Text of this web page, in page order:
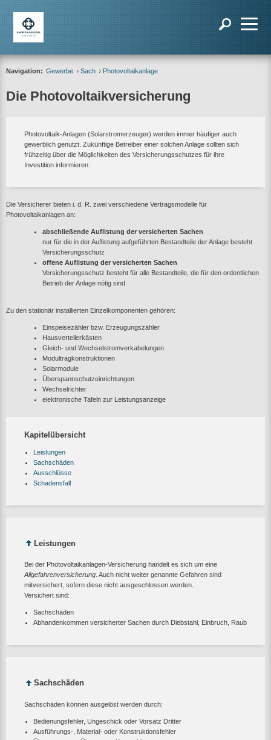
Navigation: Gewerbe Sach Photovoltaikanlage
Die Photovoltaikversicherung
Photovoltaik-Anlagen (Solarstromerzeuger) werden immer häufiger auch
gewerblich genutzt. Zukünftige Betreiber einer solchen Anlage sollten sich
frühzeitig über die Möglichkeiten des Versicherungsschutzes für ihre
Investition informieren.
Die Versicherer bieten i. d. R. zwei verschiedene Vertragsmodelle für
Photovoltaikanlagen an:
abschließende Auflistung der versicherten Sachen
nur für die in der Auflistung aufgeführten Bestandteile der Anlage besteht
Versicherungsschutz
offene Auflistung der versicherten Sachen
Versicherungsschutz besteht für alle Bestandteile, die für den ordentlichen
Betrieb der Anlage nötig sind.
Zu den stationär installierten Einzelkomponenten gehören:
Einspeisezähler bzw. Erzeugungszähler
Hausverteilerkästen
Gleich- und Wechselstromverkabelungen
Modultragkonstruktionen
Solarmodule
Überspannschutzeinrichtungen
Wechselrichter
elektronische Tafeln zur Leistungsanzeige
Kapitelübersicht
Leistungen
Sachschäden
Ausschlüsse
Schadensfall
Leistungen
Bei der Photovoltaikanlagen-Versicherung handelt es sich um eine
Allgefahrenversicherung . Auch nicht weiter genannte Gefahren sind
mitversichert, sofern diese nicht ausgeschlossen werden.
Versichert sind:
Sachschäden
Abhandenkommen versicherter Sachen durch Diebstahl, Einbruch, Raub
Sachschäden
Sachschäden können ausgelöst werden durch:
Bedienungsfehler, Ungeschick oder Vorsatz Dritter
Ausführungs-, Material- oder Konstruktionsfehler